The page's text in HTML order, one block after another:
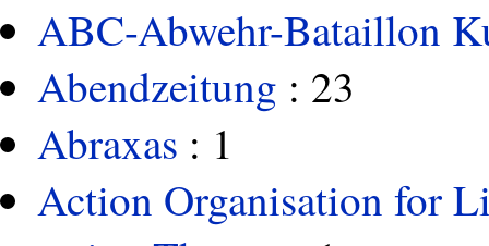
ABC-Abwehr-Bataillon
Abendzeitung : 23
Abraxas : 1
Action Organisation for